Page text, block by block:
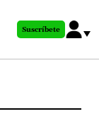
Suscríbete